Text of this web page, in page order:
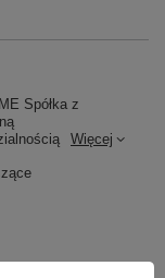
Spółka z
Więcej